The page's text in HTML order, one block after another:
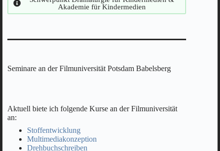
Akademie für Kindermedien
Seminare an der Filmuniversität Potsdam Babelsberg
Aktuell biete ich folgende Kurse an der Filmuniversität
an:
Stoffentwicklung
Multimediakonzeption
Drehbuchschreiben